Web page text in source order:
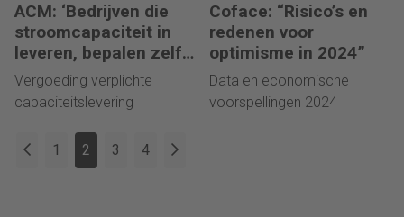
ACM: ‘Bedrijven die
stroomcapaciteit in
leveren, bepalen zelf
de vergoeding”
Vergoeding verplichte
capaciteitslevering
Coface: “Risico’s en
redenen voor
optimisme in 2024”
Data en economische
voorspellingen 2024
1 2 3 4